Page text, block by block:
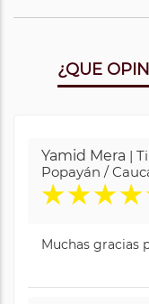
¿QUE
Yamid Mera |
Popayán /
★★★★
Muchas gracias